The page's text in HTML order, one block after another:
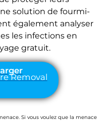
solution de fourmi-
également analyser
les infections en
gratuit.
Si vous voulez que la menace